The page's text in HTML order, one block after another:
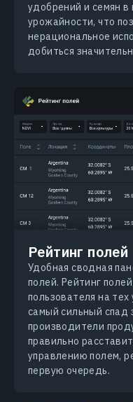
удобрений и семян
урожайности, что
нерациональное
добиться
Рейтинг полей
Удобная сводная
полей. Рейтинг
пользователя на
самый сильный спад
производители
правильно
управлению полем,
первую очередь.